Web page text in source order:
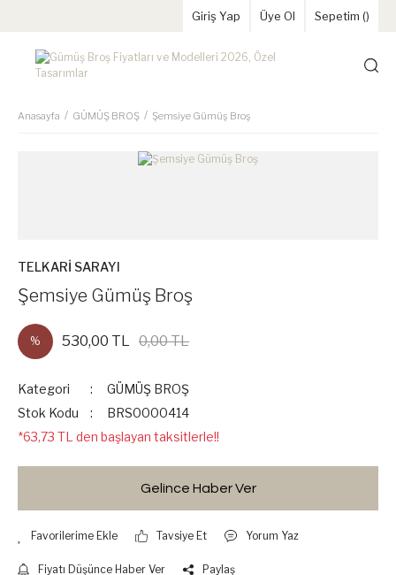
Giriş Yap Üye Ol Sepetim ()
Anasayfa GÜMÜŞ BROŞ Şemsiye Gümüş Broş
TELKARİ SARAYI
Şemsiye Gümüş Broş
% 530,00 TL 0,00 TL
Kategori
GÜMÜŞ BROŞ
Stok Kodu
BRS0000414
*63,73 TL den başlayan taksitlerle!!
Gelince Haber Ver
Tavsiye Et Yorum Yaz
Fiyatı Düşünce Haber Ver Paylaş